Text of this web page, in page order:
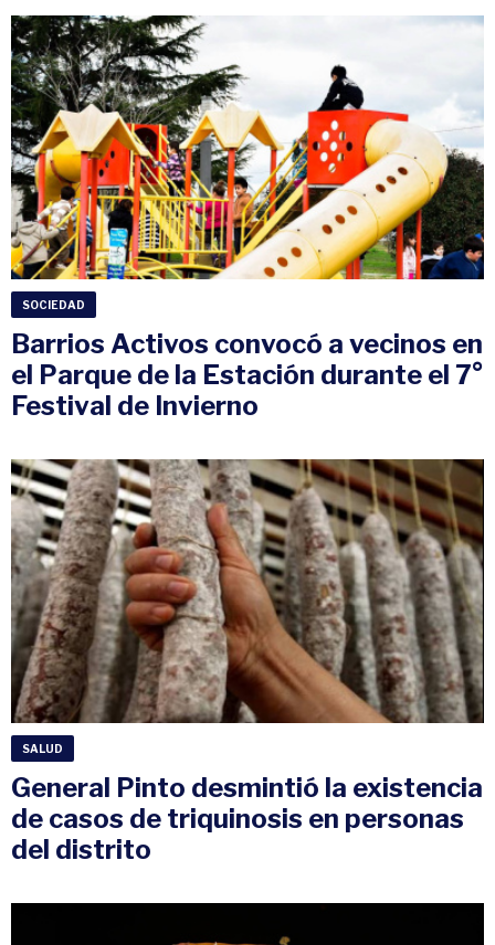
SOCIEDAD
Barrios Activos convocó a vecinos en
el Parque de la Estación durante el 7°
Festival de Invierno
SALUD
General Pinto desmintió la existencia
de casos de triquinosis en personas
del distrito